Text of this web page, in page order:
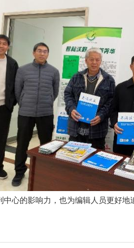
心的影响力，也为编辑人员更好地